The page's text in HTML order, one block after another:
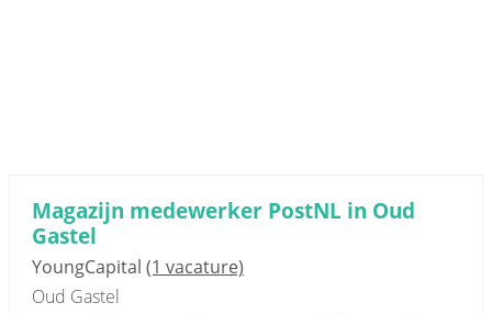
Magazijn medewerker PostNL in Oud
Gastel
YoungCapital (1 vacature)
Oud Gastel